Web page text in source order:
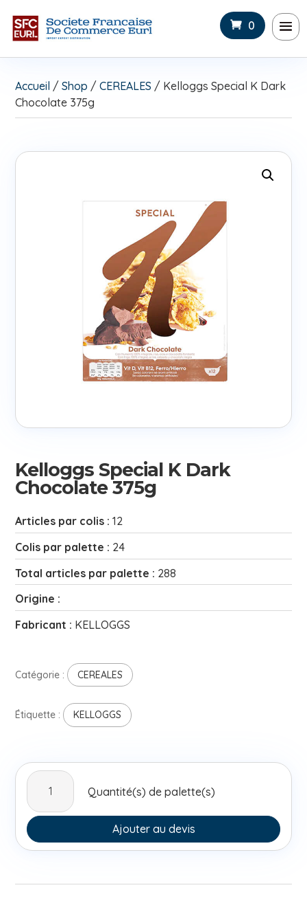
0
Accueil /Shop /CEREALES / Kelloggs Special K Dark
Chocolate 375g
Kelloggs Special K Dark
Chocolate 375g
Articles par colis :12
Colis par palette : 24
Total articles par palette : 288
Origine :
Fabricant : KELLOGGS
Catégorie : CEREALES
Étiquette : KELLOGGS
quantité
Kelloggs
Special
K
Quantité(s) de palette(s)
Ajouter au devis